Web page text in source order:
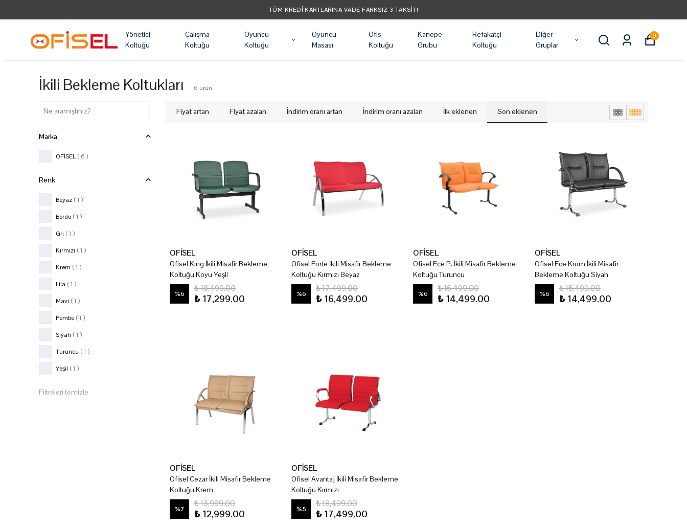
TÜM KREDI KARTLARINA VADE FARKSIZ 3 TAKSIT!
Yönetici
Koltuğu
Çalışma
Koltuğu
Oyuncu
Koltuğu
Oyuncu
Masası
Ofis
Koltuğu
Kanepe
Grubu
Refakatçi
Koltuğu
Diğer
Gruplar
0
İkili Bekleme Koltukları 6 ürün
Fiyat artan Fiyat azalan İndirim oranı artan İndirim oranı azalan İlk eklenen Son eklenen
Marka
OFİSEL( 6 )
Renk
Beyaz ( 1 )
Bordo ( 1 )
Gri ( 1 )
Kırmızı ( 1 )
Krem ( 1 )
Lila ( 1 )
Mavi ( 1 )
Pembe ( 1 )
Siyah ( 1 )
Turuncu ( 1 )
Yeşil ( 1 )
Filtreleri temizle
OFİSEL
Ofisel Kıng İkili Misafir Bekleme
Koltuğu Koyu Yeşil
%6
₺ 18,499.00
₺ 17,299.00
OFİSEL
Ofisel Forte İkili Misafir Bekleme
Koltuğu Kırmızı Beyaz
%6
₺ 17,499.00
₺ 16,499.00
OFİSEL
Ofisel Ece P. İkili Misafir Bekleme
Koltuğu Turuncu
%6
₺ 15,499.00
₺ 14,499.00
OFİSEL
Ofisel Ece Krom İkili Misafir
Bekleme Koltuğu Siyah
%6
₺ 15,499.00
₺ 14,499.00
OFİSEL
Ofisel Cezar İkili Misafir Bekleme
Koltuğu Krem
%7
₺ 13,999.00
₺ 12,999.00
OFİSEL
Ofisel Avantaj İkili Misafir Bekleme
Koltuğu Kırmızı
%5
₺ 18,499.00
₺ 17,499.00